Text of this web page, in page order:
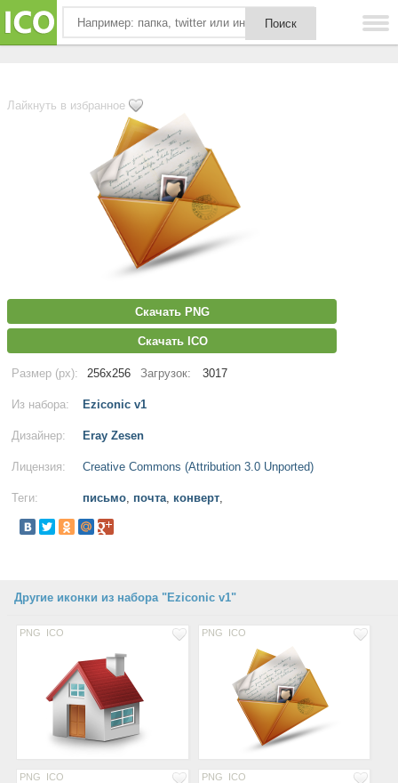
Лайкнуть в избранное
Скачать PNG
Скачать ICO
Размер (px): 256x256 Загрузок: 3017
Из набора: Eziconic v1
Дизайнер: Eray Zesen
Лицензия: Creative Commons (Attribution 3.0 Unported)
Теги: письмо, почта, конверт,
Другие иконки из набора "Eziconic v1"
PNG ICO PNG ICO
PNG ICO PNG ICO